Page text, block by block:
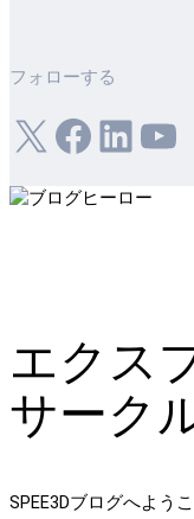
フォローする
X フェイスブックLinkedIn ユーチューブ
エクス
サーク
SPEE3Dブログへようこ